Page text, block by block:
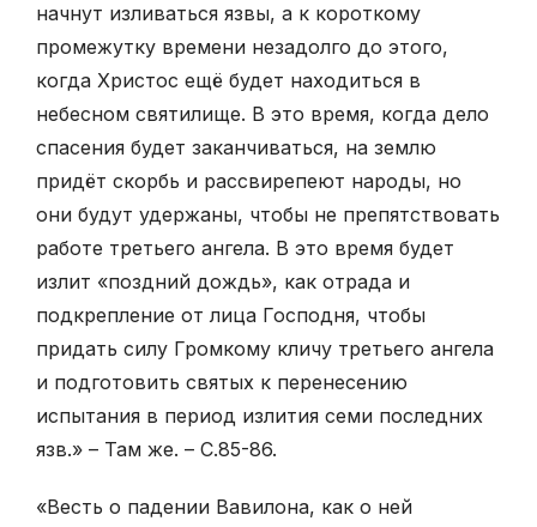
начнут изливаться язвы, а к короткому
промежутку времени незадолго до этого,
когда Христос ещё будет находиться в
небесном святилище. В это время, когда дело
спасения будет заканчиваться, на землю
придёт скорбь и рассвирепеют народы, но
они будут удержаны, чтобы не препятствовать
работе третьего ангела. В это время будет
излит «поздний дождь», как отрада и
подкрепление от лица Господня, чтобы
придать силу Громкому кличу третьего ангела
и подготовить святых к перенесению
испытания в период излития семи последних
язв.» – Там же. – С.85-86.
«Весть о падении Вавилона, как о ней